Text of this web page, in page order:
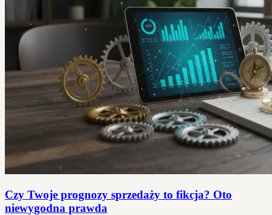
Czy Twoje prognozy sprzedaży to fikcja? Oto
niewygodna prawda